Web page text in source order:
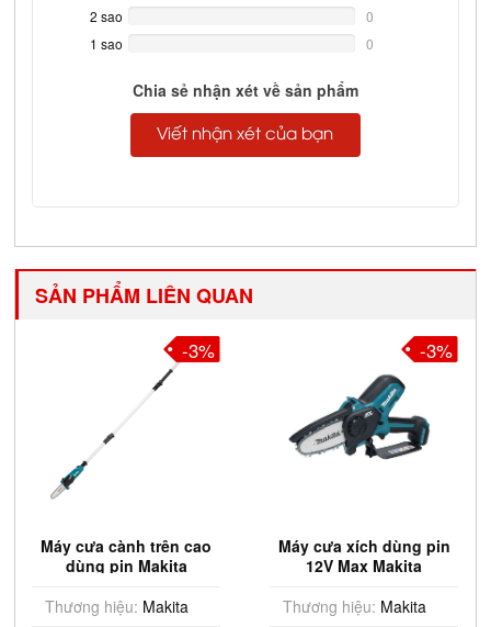
Complete
2 sao
Complete
0
1 sao
0
Chia sẻ nhận xét về sản phẩm
Viết nhận xét của bạn
SẢN PHẨM LIÊN QUAN
Máy cưa cành trên cao
dùng pin Makita
Thương hiệu: Makita
-3%
Máy cưa xích dùng pin
12V Max Makita
(Chưa Pin & Sạc)
Thương hiệu: Makita
-3%